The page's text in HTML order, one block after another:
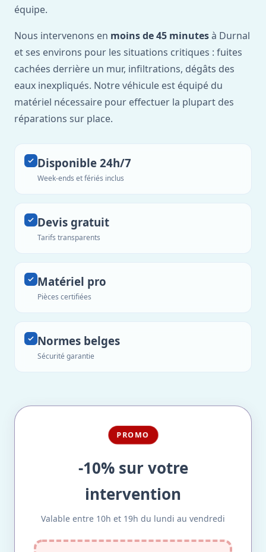
équipe.
Nous intervenons en moins de 45 minutesà Durnal
et ses environs pour les situations critiques : fuites
cachées derrière un mur, infiltrations, dégâts des
eaux inexpliqués. Notre véhicule est équipé du
matériel nécessaire pour effectuer la plupart des
réparations sur place.
Disponible 24h/7
Week-ends et fériés inclus
Devis gratuit
Tarifs transparents
Matériel pro
Pièces certifiées
Normes belges
Sécurité garantie
PROMO
-10% sur votre
intervention
Valable entre 10h et 19h du lundi au vendredi